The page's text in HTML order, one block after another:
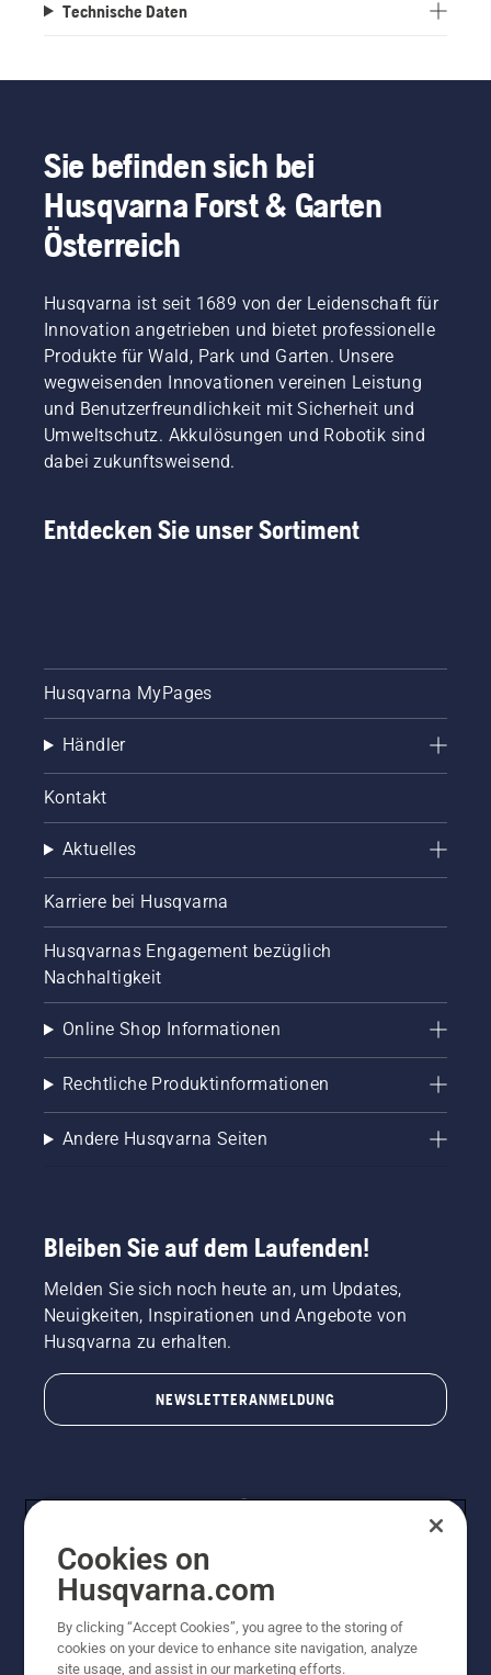
Technische Daten
Sie befinden sich bei
Husqvarna Forst & Garten
Österreich
Husqvarna ist seit 1689 von der Leidenschaft für
Innovation angetrieben und bietet professionelle
Produkte für Wald, Park und Garten. Unsere
wegweisenden Innovationen vereinen Leistung
und Benutzerfreundlichkeit mit Sicherheit und
Umweltschutz. Akkulösungen und Robotik sind
dabei zukunftsweisend.
Entdecken Sie unser Sortiment
Husqvarna MyPages
Händler
Kontakt
Aktuelles
Karriere bei Husqvarna
Husqvarnas Engagement bezüglich
Nachhaltigkeit
Online Shop Informationen
Rechtliche Produktinformationen
Andere Husqvarna Seiten
Bleiben Sie auf dem Laufenden!
Melden Sie sich noch heute an, um Updates,
Neuigkeiten, Inspirationen und Angebote von
Husqvarna zu erhalten.
NEWSLETTERANMELDUNG
© Husqvarna AB (publ). Alle Rechte vorbehalten.
Preisänderungen, Irrtümer, Text- und Satzfehler sind
Cookies on
Husqvarna.com
By clicking “Accept Cookies”, you agree to the storing of
cookies on your device to enhance site navigation, analyze
site usage, and assist in our marketing efforts.